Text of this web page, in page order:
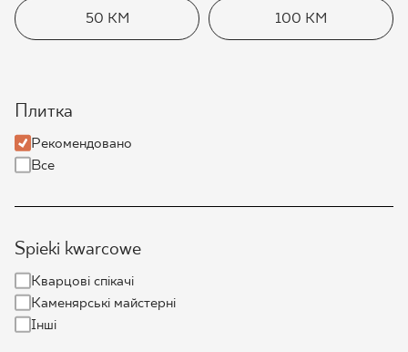
ДЛЯ БІЗНЕСУ
ПРОЄКТУВАННЯ
МІЙ ПРОФІЛЬ
50 КМ 100 КМ
Плитка
Рекомендовано
Все
Spieki kwarcowe
Кварцові спікачі
Каменярські майстерні
Інші